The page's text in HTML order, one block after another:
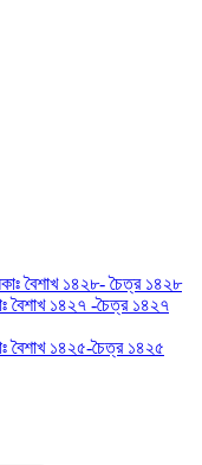
বৈশাখ ১৪২৮- চৈত্র ১৪২৮
বৈশাখ ১৪২৭ -চৈত্র ১৪২৭
বৈশাখ ১৪২৫-চৈত্র ১৪২৫